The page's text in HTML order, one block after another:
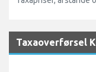
Taxaoverførsel